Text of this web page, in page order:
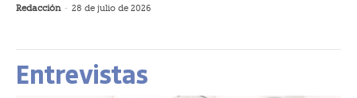
Redacción - 28 de julio de 2026
Entrevistas